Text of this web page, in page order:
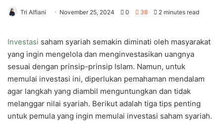
Tri Alfiani November 25, 2024 0 38 2 minutes read
Investasi saham syariah semakin diminati oleh masyarakat
yang ingin mengelola dan menginvestasikan uangnya
sesuai dengan prinsip-prinsip Islam. Namun, untuk
memulai investasi ini, diperlukan pemahaman mendalam
agar langkah yang diambil menguntungkan dan tidak
melanggar nilai syariah. Berikut adalah tiga tips penting
untuk pemula yang ingin memulai investasi saham syariah.